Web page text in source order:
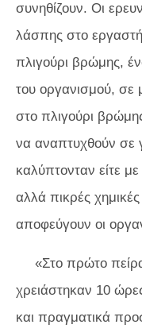
συνηθίζουν. Οι
λάσπης στο
πλιγούρι βρώμης,
του οργανισμού, σε
στο πλιγούρι
να αναπτυχθούν σε
καλύπτονταν είτε με
αλλά πικρές
αποφεύγουν οι
«Στο πρώτο
χρειάστηκαν 10
και πραγματικά